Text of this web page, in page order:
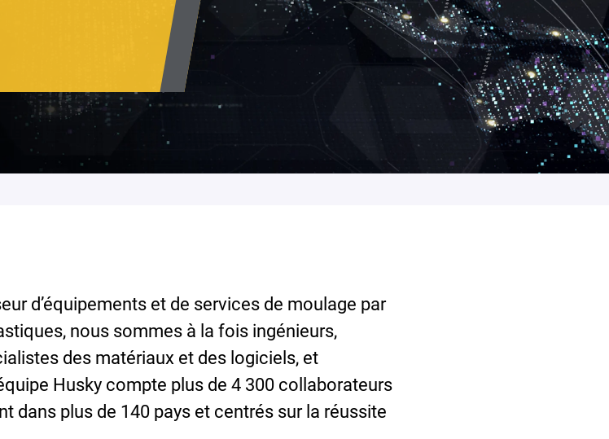
d’équipements et de services de moulage par
nous sommes à la fois ingénieurs,
des matériaux et des logiciels, et
Husky compte plus de 4 300 collaborateurs
dans plus de 140 pays et centrés sur la réussite